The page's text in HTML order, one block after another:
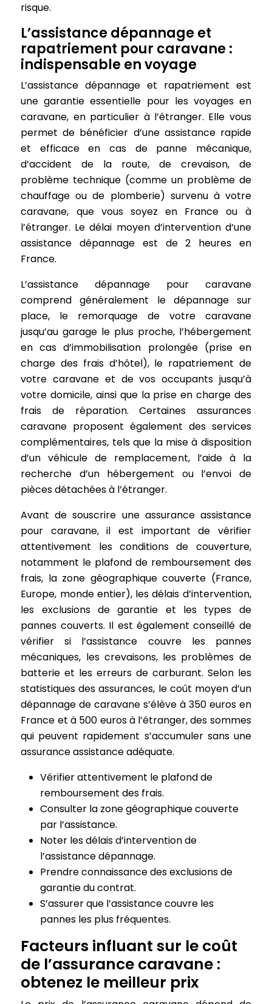
risque.
L’assistance dépannage et
rapatriement pour caravane :
indispensable en voyage
L’assistance dépannage et rapatriement est
une garantie essentielle pour les voyages en
caravane, en particulier à l’étranger. Elle vous
permet de bénéficier d’une assistance rapide
et efficace en cas de panne mécanique,
d’accident de la route, de crevaison, de
problème technique (comme un problème de
chauffage ou de plomberie) survenu à votre
caravane, que vous soyez en France ou à
l’étranger. Le délai moyen d’intervention d’une
assistance dépannage est de 2 heures en
France.
L’assistance dépannage pour caravane
comprend généralement le dépannage sur
place, le remorquage de votre caravane
jusqu’au garage le plus proche, l’hébergement
en cas d’immobilisation prolongée (prise en
charge des frais d’hôtel), le rapatriement de
votre caravane et de vos occupants jusqu’à
votre domicile, ainsi que la prise en charge des
frais de réparation. Certaines assurances
caravane proposent également des services
complémentaires, tels que la mise à disposition
d’un véhicule de remplacement, l’aide à la
recherche d’un hébergement ou l’envoi de
pièces détachées à l’étranger.
Avant de souscrire une assurance assistance
pour caravane, il est important de vérifier
attentivement les conditions de couverture,
notamment le plafond de remboursement des
frais, la zone géographique couverte (France,
Europe, monde entier), les délais d’intervention,
les exclusions de garantie et les types de
pannes couverts. Il est également conseillé de
vérifier si l’assistance couvre les pannes
mécaniques, les crevaisons, les problèmes de
batterie et les erreurs de carburant. Selon les
statistiques des assurances, le coût moyen d’un
dépannage de caravane s’élève à 350 euros en
France et à 500 euros à l’étranger, des sommes
qui peuvent rapidement s’accumuler sans une
assurance assistance adéquate.
Vérifier attentivement le plafond de
remboursement des frais.
Consulter la zone géographique couverte
par l’assistance.
Noter les délais d’intervention de
l’assistance dépannage.
Prendre connaissance des exclusions de
garantie du contrat.
S’assurer que l’assistance couvre les
pannes les plus fréquentes.
Facteurs influant sur le coût
de l’assurance caravane :
obtenez le meilleur prix